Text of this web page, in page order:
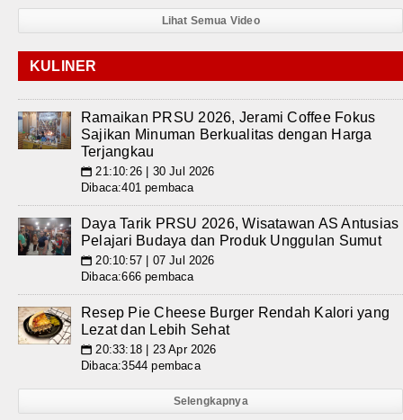
Lihat Semua Video
KULINER
Ramaikan PRSU 2026, Jerami Coffee Fokus
Sajikan Minuman Berkualitas dengan Harga
Terjangkau
📅 21:10:26 | 30 Jul 2026
Dibaca:401 pembaca
Daya Tarik PRSU 2026, Wisatawan AS Antusias
Pelajari Budaya dan Produk Unggulan Sumut
📅 20:10:57 | 07 Jul 2026
Dibaca:666 pembaca
Resep Pie Cheese Burger Rendah Kalori yang
Lezat dan Lebih Sehat
📅 20:33:18 | 23 Apr 2026
Dibaca:3544 pembaca
Selengkapnya